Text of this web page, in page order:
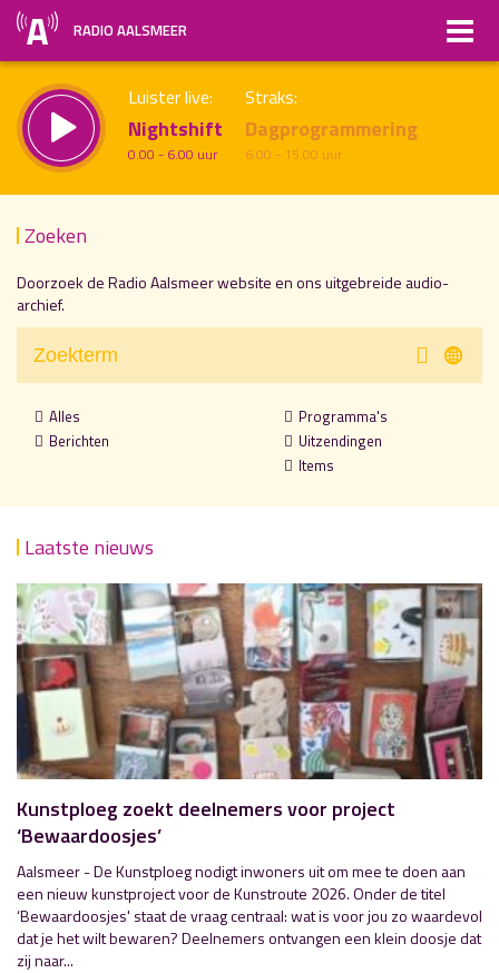
RADIO AALSMEER
Luister live:
Nightshift
0.00 - 6.00 uur
Straks:
Dagprogrammering
6.00 - 15.00 uur
Vorig uur Volgend uur
Zoeken
Doorzoek de Radio Aalsmeer website en ons uitgebreide audio-
archief.
Alles
Berichten
Programma's
Uitzendingen
Items
Laatste nieuws
Kunstploeg zoekt deelnemers voor project
‘Bewaardoosjes’
Aalsmeer - De Kunstploeg nodigt inwoners uit om mee te doen aan
een nieuw kunstproject voor de Kunstroute 2026. Onder de titel
‘Bewaardoosjes' staat de vraag centraal: wat is voor jou zo waardevol
dat je het wilt bewaren? Deelnemers ontvangen een klein doosje dat
zij naar...